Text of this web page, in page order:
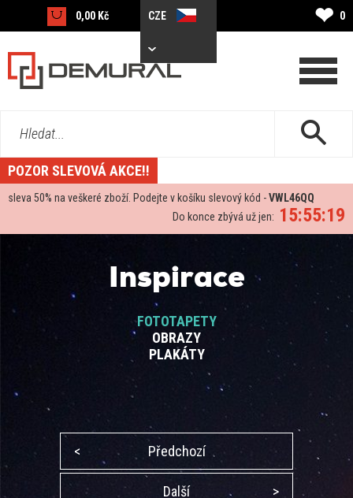
0,00 Kč CZE ❤ 0
Hledat...
POZOR SLEVOVÁ AKCE!!
sleva 50% na veškeré zboží. Podejte v košíku slevový kód -VWL46QQ
15:55:19
Do konce zbývá už jen:
Inspirace
FOTOTAPETY
OBRAZY
PLAKÁTY
< Předchozí
Další >